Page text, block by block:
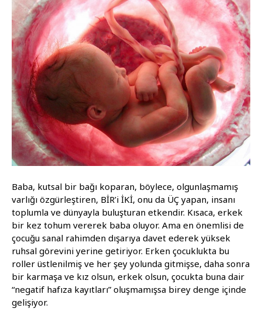
Baba, kutsal bir bağı koparan, böylece, olgunlaşmamış
varlığı özgürleştiren, BİR’i İKİ, onu da ÜÇ yapan, insanı
toplumla ve dünyayla buluşturan etkendir. Kısaca, erkek
bir kez tohum vererek baba oluyor. Ama en önemlisi de
çocuğu sanal rahimden dışarıya davet ederek yüksek
ruhsal görevini yerine getiriyor. Erken çocuklukta bu
roller üstlenilmiş ve her şey yolunda gitmişse, daha sonra
bir karmaşa ve kız olsun, erkek olsun, çocukta buna dair
“negatif hafıza kayıtları” oluşmamışsa birey denge içinde
gelişiyor.